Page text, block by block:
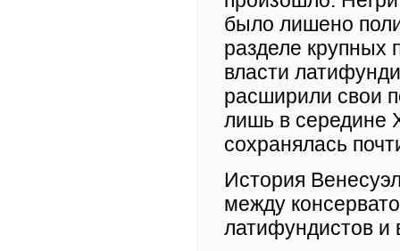
было лишено
разделе
власти
расширили свои
лишь в середине
сохранялась
История
между
латифундистов и